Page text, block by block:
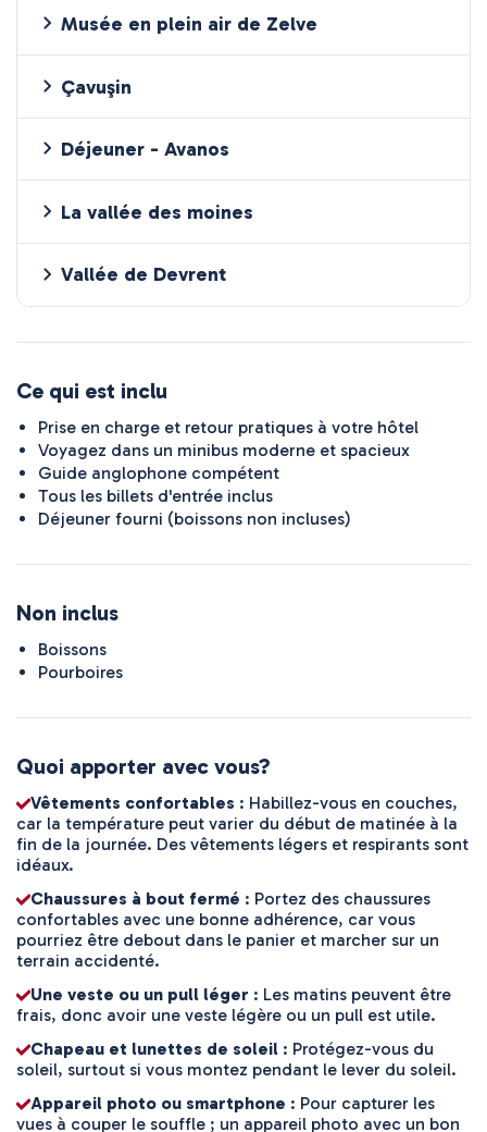
Musée en plein air de Zelve
Çavuşin
Déjeuner - Avanos
La vallée des moines
Vallée de Devrent
Ce qui est inclu
Prise en charge et retour pratiques à votre hôtel
Voyagez dans un minibus moderne et spacieux
Guide anglophone compétent
Tous les billets d'entrée inclus
Déjeuner fourni (boissons non incluses)
Non inclus
Boissons
Pourboires
Quoi apporter avec vous?
Vêtements confortables : Habillez-vous en couches,
car la température peut varier du début de matinée à la
fin de la journée. Des vêtements légers et respirants sont
idéaux.
Chaussures à bout fermé : Portez des chaussures
confortables avec une bonne adhérence, car vous
pourriez être debout dans le panier et marcher sur un
terrain accidenté.
Une veste ou un pull léger : Les matins peuvent être
frais, donc avoir une veste légère ou un pull est utile.
Chapeau et lunettes de soleil : Protégez-vous du
soleil, surtout si vous montez pendant le lever du soleil.
Appareil photo ou smartphone : Pour capturer les
vues à couper le souffle ; un appareil photo avec un bon